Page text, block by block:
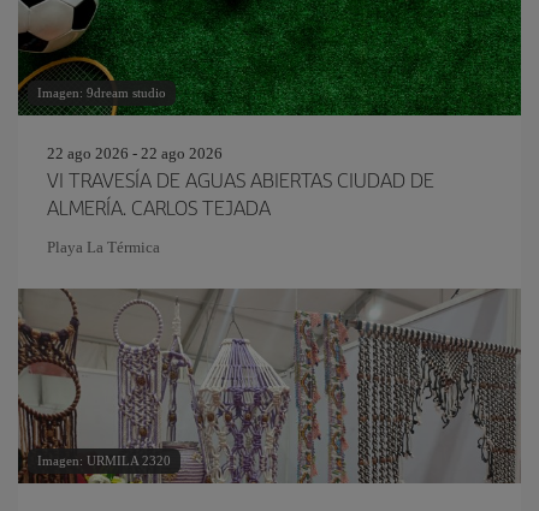
Imagen: 9dream studio
22 ago 2026 - 22 ago 2026
VI TRAVESÍA DE AGUAS ABIERTAS CIUDAD DE
ALMERÍA. CARLOS TEJADA
Playa La Térmica
Imagen: URMILA 2320